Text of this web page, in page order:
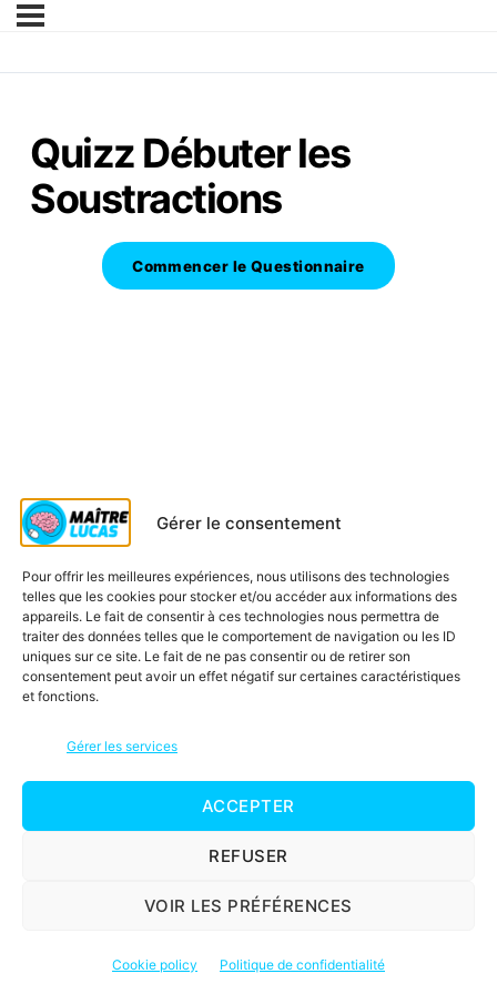
Gérer le consentement
Pour offrir les meilleures expériences, nous utilisons des technologies
telles que les cookies pour stocker et/ou accéder aux informations des
appareils. Le fait de consentir à ces technologies nous permettra de
traiter des données telles que le comportement de navigation ou les ID
uniques sur ce site. Le fait de ne pas consentir ou de retirer son
consentement peut avoir un effet négatif sur certaines caractéristiques
et fonctions.
Gérer les services
ACCEPTER
REFUSER
VOIR LES PRÉFÉRENCES
Cookie policy Politique de confidentialité
Quizz Débuter les
Soustractions